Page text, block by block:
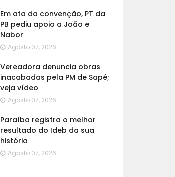
Em ata da convenção, PT da
PB pediu apoio a João e
Nabor
Agosto 07, 2026
Vereadora denuncia obras
inacabadas pela PM de Sapé;
veja vídeo
Agosto 07, 2026
Paraíba registra o melhor
resultado do Ideb da sua
história
Agosto 07, 2026